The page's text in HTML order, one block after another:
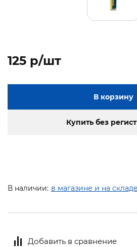
125 p/шт
В корзину
Купить без
В наличии: в магазине и на складе
Добавить в сравнение